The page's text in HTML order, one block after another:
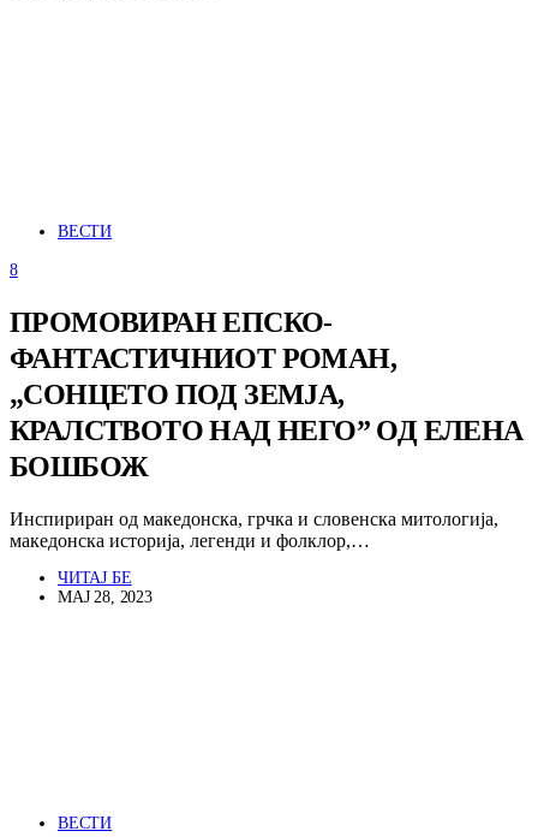
ВЕСТИ
8
ПРОМОВИРАН ЕПСКО-
ФАНТАСТИЧНИОТ РОМАН,
„СОНЦЕТО ПОД ЗЕМЈА,
КРАЛСТВОТО НАД НЕГО” ОД ЕЛЕНА
БОШБОЖ
Инспириран од македонска, грчка и словенска митологија,
македонска историја, легенди и фолклор,…
ЧИТАЈ БЕ
МАЈ 28, 2023
ВЕСТИ